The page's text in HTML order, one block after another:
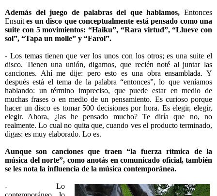
Además del juego de palabras del que hablamos, Entonces
Ensuites un disco que conceptualmente está pensado como una
suite con 5 movimientos: “Haiku”, “Rara virtud”, “Llueve con
sol”, “Tapa un molle” y “Farol”.
- Los temas tienen que ver los unos con los otros; es una suite el
disco. Tienen una unión, digamos, que recién noté al juntar las
canciones. Ahí me dije: pero esto es una obra ensamblada. Y
después está el tema de la palabra “entonces”, lo que veníamos
hablando: un término impreciso, que puede estar en medio de
muchas frases o en medio de un pensamiento. Es curioso porque
hacer un disco es tomar 500 decisiones por hora. Es elegir, elegir,
elegir. Ahora, ¿las he pensado mucho? Te diría que no, no
realmente. Lo cual no quita que, cuando ves el producto terminado,
digas: es muy elaborado. Lo es.
Aunque son canciones que traen “la fuerza rítmica de la
música del norte”, como anotás en comunicado oficial, también
se les nota la influencia de la música contemporánea.
- Lo